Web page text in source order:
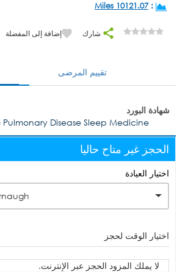
:
10121.07 Miles
شارك إضافة إلى المفضلة
تقييم المرضى
شهادة البورد
Disease Sleep Medicine
الحجز غير متاح حاليا
اختيار العيادة
اختيار الوقت لحجز
لا يملك المزود الحجز عبر الإنترنت.